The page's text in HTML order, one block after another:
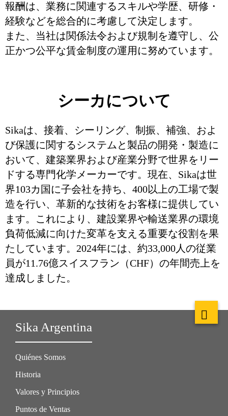
報酬は、業務に関連するスキルや学歴、研修・
経験などを総合的に考慮して決定します。
また、当社は関係法令および規制を遵守し、公
正かつ公平な賃金制度の運用に努めています。
シーカについて
Sikaは、接着、シーリング、制振、補強、およ
び保護に関するシステムと製品の開発・製造に
おいて、建築業界および産業分野で世界をリー
ドする専門化学メーカーです。現在、Sikaは世
界103カ国に子会社を持ち、400以上の工場で製
造を行い、革新的な技術をお客様に提供してい
ます。これにより、建設業界や輸送業界の環境
負荷低減に向けた変革を支える重要な役割を果
たしています。2024年には、約33,000人の従業
員が11.76億スイスフラン（CHF）の年間売上を
達成しました。
Sika Argentina
Quiénes Somos
Historia
Valores y Principios
Puntos de Ventas